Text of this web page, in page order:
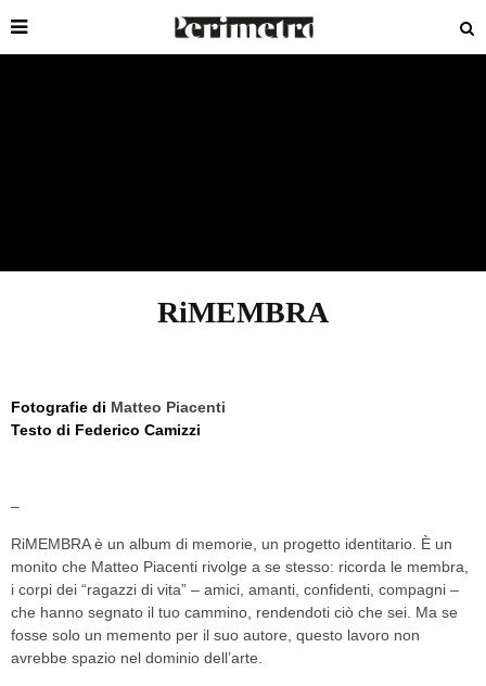
RiMEMBRA
Fotografie di Matteo Piacenti
Testo di Federico Camizzi
–
RiMEMBRA è un album di memorie, un progetto identitario. È un
monito che Matteo Piacenti rivolge a se stesso: ricorda le membra,
i corpi dei “ragazzi di vita” – amici, amanti, confidenti, compagni –
che hanno segnato il tuo cammino, rendendoti ciò che sei. Ma se
fosse solo un memento per il suo autore, questo lavoro non
avrebbe spazio nel dominio dell’arte.